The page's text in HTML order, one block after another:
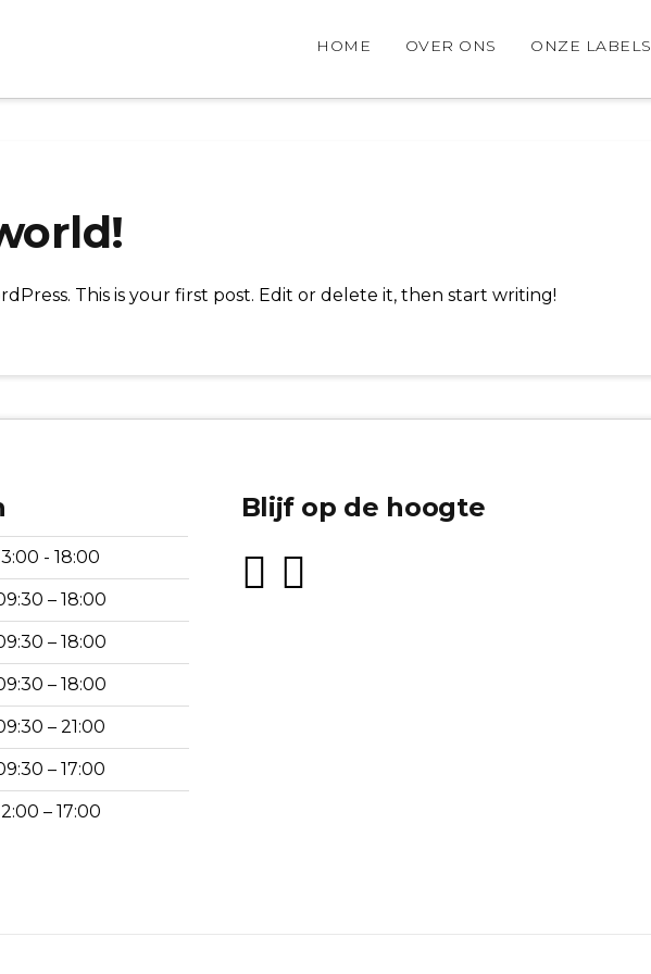
HOME OVER ONS ONZE LABELS
This is your first post. Edit or delete it, then start writing!
- 18:00
– 18:00
– 18:00
– 18:00
– 21:00
– 17:00
– 17:00
Blijf op de hoogte